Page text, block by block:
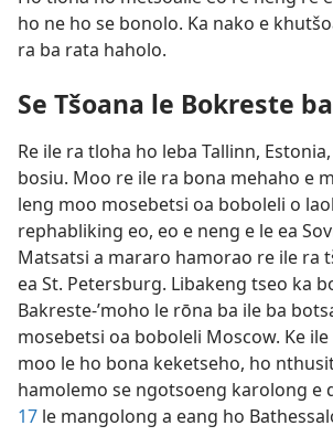
ho ne ho se bonolo. Ka nako e
ra ba rata haholo.
Se Tšoana le Bokreste
Re ile ra tloha ho leba Tallinn,
bosiu. Moo re ile ra bona mehaho e
leng moo mosebetsi oa boboleli o
rephabliking eo, eo e neng e le ea
Matsatsi a mararo hamorao re ile ra
ea St. Petersburg. Libakeng tseo ka
Bakreste-’moho le rōna ba ile ba
mosebetsi oa boboleli Moscow. Ke ile
moo le ho bona keketseho, ho
hamolemo se ngotsoeng karolong e
17 le mangolong a eang ho